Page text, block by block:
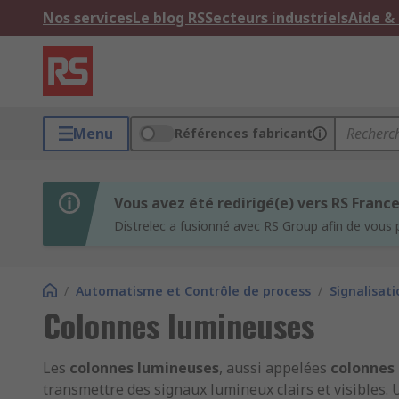
Nos servicesLe blog RSSecteurs industrielsAide
Menu Références fabricant
Vous avez été redirigé(e) vers RS France
Distrelec a fusionné avec RS Group afin de
/ Automatisme et Contrôle de process /
Colonnes lumineuses
Les colonnes lumineuses, aussi appelées
transmettre des signaux lumineux clairs et visibles.